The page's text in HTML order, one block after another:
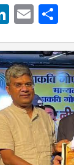
Li
k
e
dI
n
E
ai
l e